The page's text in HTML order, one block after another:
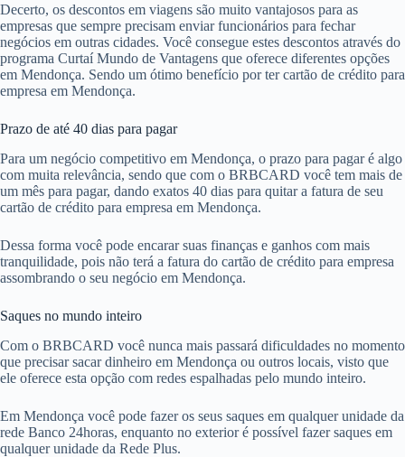
Decerto, os descontos em viagens são muito vantajosos para as
empresas que sempre precisam enviar funcionários para fechar
negócios em outras cidades. Você consegue estes descontos através do
programa Curtaí Mundo de Vantagens que oferece diferentes opções
em Mendonça. Sendo um ótimo benefício por ter cartão de crédito para
empresa em Mendonça.
Prazo de até 40 dias para pagar
Para um negócio competitivo em Mendonça, o prazo para pagar é algo
com muita relevância, sendo que com o BRBCARD você tem mais de
um mês para pagar, dando exatos 40 dias para quitar a fatura de seu
cartão de crédito para empresa em Mendonça.
Dessa forma você pode encarar suas finanças e ganhos com mais
tranquilidade, pois não terá a fatura do cartão de crédito para empresa
assombrando o seu negócio em Mendonça.
Saques no mundo inteiro
Com o BRBCARD você nunca mais passará dificuldades no momento
que precisar sacar dinheiro em Mendonça ou outros locais, visto que
ele oferece esta opção com redes espalhadas pelo mundo inteiro.
Em Mendonça você pode fazer os seus saques em qualquer unidade da
rede Banco 24horas, enquanto no exterior é possível fazer saques em
qualquer unidade da Rede Plus.